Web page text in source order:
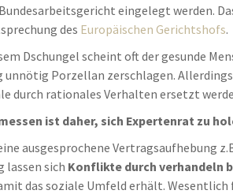
eingelegt werden.
des Europäischen Gerichtshofs.
Dschungel scheint oft der gesunde
unnötig Porzellan zerschlagen.
durch rationales Verhalten ersetzt
ist daher, sich Expertenrat zu
ausgesprochene Vertragsaufhebung
lassen sich Konflikte durch verhandeln
das soziale Umfeld erhält.